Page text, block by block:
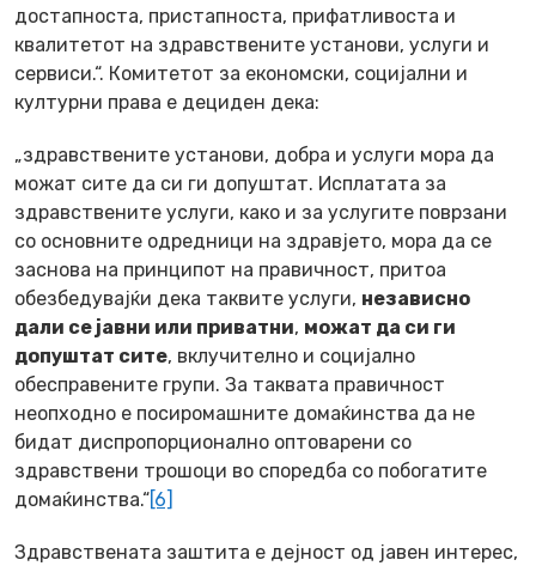
достапноста, пристапноста, прифатливоста и
квалитетот на здравствените установи, услуги и
сервиси.“. Комитетот за економски, социјални и
културни права е дециден дека:
„здравствените установи, добра и услуги мора да
можат сите да си ги допуштат. Исплатата за
здравствените услуги, како и за услугите поврзани
со основните одредници на здравјето, мора да се
заснова на принципот на правичност, притоа
обезбедувајќи дека таквите услуги, независно
дали се јавни или приватни, можат да си ги
допуштат сите, вклучително и социјално
обесправените групи. За таквата правичност
неопходно е посиромашните домаќинства да не
бидат диспропорционално оптоварени со
здравствени трошоци во споредба со побогатите
домаќинства.“[6]
Здравствената заштита е дејност од јавен интерес,